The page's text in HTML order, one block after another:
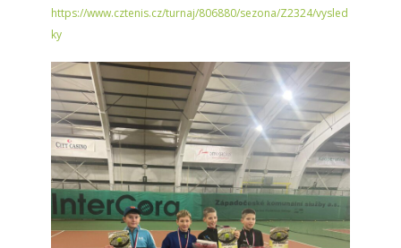
https://www.cztenis.cz/turnaj/806880/sezona/Z2324/vysled
ky